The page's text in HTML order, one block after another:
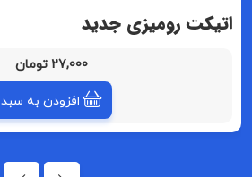
اتیکت رومیزی جدید
27,000 تومان
افزودن به سبد